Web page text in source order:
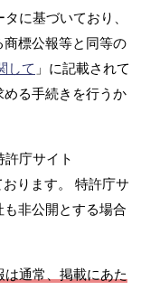
に基づいており、
標公報等と同等の
して 」に記載されて
る手続きを行うか
庁サイト
ります。 特許庁サ
非公開とする場合
通常、掲載にあた